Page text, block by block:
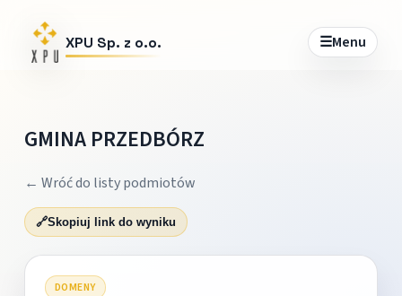
XPU Sp. z o.o. ☰Menu
GMINA PRZEDBÓRZ
← Wróć do listy podmiotów
🔗Skopiuj link do wyniku
DOMENY